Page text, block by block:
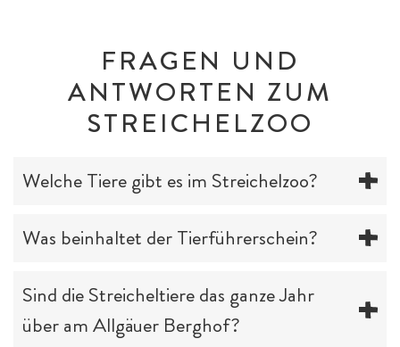
FRAGEN UND
ANTWORTEN ZUM
STREICHELZOO
Welche Tiere gibt es im Streichelzoo?
Was beinhaltet der Tierführerschein?
Sind die Streicheltiere das ganze Jahr
über am Allgäuer Berghof?